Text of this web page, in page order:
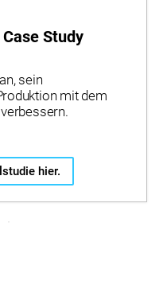
Study
sein
mit dem
hier.